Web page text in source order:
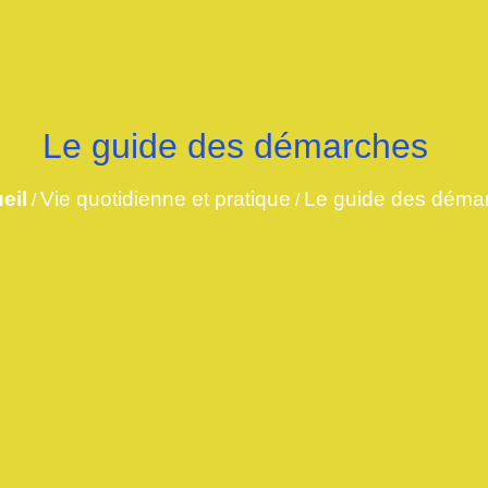
Le guide des démarches
/ Vie quotidienne et pratique / Le guide des